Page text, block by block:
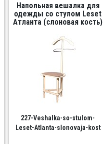
Напольная вешалка для
одежды со стулом Leset
Атланта (слоновая кость)
227-Veshalka-so-stulom-
Leset-Atlanta-slonovaja-kost